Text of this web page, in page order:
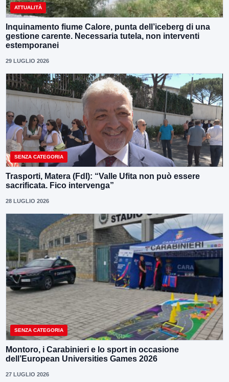
ATTUALITÀ
Inquinamento fiume Calore, punta dell’iceberg di una
gestione carente. Necessaria tutela, non interventi
estemporanei
29 LUGLIO 2026
SENZA CATEGORIA
Trasporti, Matera (FdI): “Valle Ufita non può essere
sacrificata. Fico intervenga”
28 LUGLIO 2026
SENZA CATEGORIA
Montoro, i Carabinieri e lo sport in occasione
dell’European Universities Games 2026
27 LUGLIO 2026